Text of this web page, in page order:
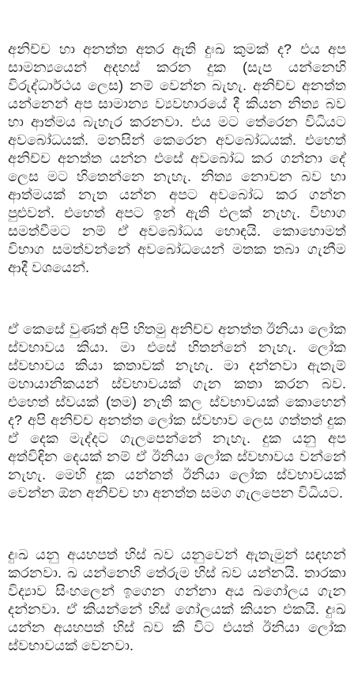
අනිච්ච හා අනත්ත අතර ඇති දුඃඛ කුමක් ද? එය අප
සාමන්‍යයෙන්
අදහස් කරන දුක (සැප
යන්නෙහි
විරුද්ධාර්ථය ලෙස) නම් වෙන්න බැහැ.අනිච්ච අනත්ත
යන්නෙන් අප සාමාන්‍ය ව්‍යවහාරයේ දී කියන නිත්‍ය බව
හා ආත්මය බැහැර කරනවා. එය මට තේරෙන විධියට
අවබෝධයක්. මනසින් කෙරෙන අවබෝධයක්. එහෙත්
අනිච්ච අනත්ත යන්න එසේ අවබෝධ කර ගන්නා දේ
ලෙස මට හිතෙන්නෙ නැහැ. නිත්‍ය නොවන බව හා
ආත්මයක්
නැත යන්න අපට අවබෝධ කර
ගන්න
පුළුවන්.එහෙත් අපට ඉන් ඇති ඵලක් නැහැ.විභාග
සමත්වීමට
නම් ඒ අවබෝධය හොඳයි.කොහොමත්
විභාග සමත්වන්නේ අවබෝධයෙන් මතක තබා ගැනීම
ආදී වශයෙන්.
ඒ කෙසේ වුණත් අපි හිතමු අනිච්ච අනත්ත ඊනියා ලෝක
ස්වභාවය
කියා. මා එසේ හිතන්නේ නැහැ. ලෝක
ස්වභාවය
කියා කතාවක් නැහැ. මා දන්නවා
ඇතැම්
මහායානිකයන්
ස්වභාවයක් ගැන කතා කරන බව.
එහෙත් ස්වයක් (තම)නැති කල ස්වභාවයක් කොහෙන්
ද? අපි අනිච්ච අනත්ත ලෝක ස්වභාව ලෙස ගත්තත් දුක
ඒ
දෙක මැද්දට ගැලපෙන්නේ නැහැ. දුක යනු
අප
අත්විඳින දෙයක් නම් ඒ ඊනියා ලෝක ස්වභාවය වන්නේ
නැහැ.මෙහි දුක යන්නත් ඊනියා ලෝක
ස්වභාවයක්
වෙන්න ඕන අනිච්ච හා අනත්ත සමග ගැලපෙන විධියට.
දුඃඛ යනු අයහපත් හිස් බව යනුවෙන් ඇතැමුන් සඳහන්
කරනවා. ඛ යන්නෙහි තේරුම හිස් බව යන්නයි.තාරකා
විද්‍යාව සිංහලෙන් ඉගෙන ගන්නා අය ඛගෝලය ගැන
දන්නවා. ඒ කියන්නේ හිස් ගෝලයක් කියන එකයි.දුඃඛ
යන්න අයහපත් හිස් බව කී විට එයත් ඊනියා ලෝක
ස්වභාවයක් වෙනවා.